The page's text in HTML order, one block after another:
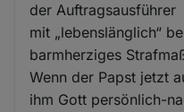
der Auftragsausführer
mit „lebenslänglich“
barmherziges
Wenn der Papst jetzt
ihm Gott persönlich-